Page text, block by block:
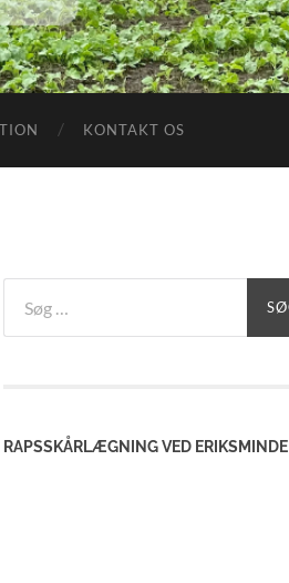
KONTAKT OS
efter:
RAPSSKÅRLÆGNING VED ERIKSMINDE